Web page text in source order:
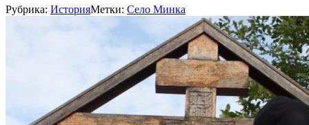
Рубрика: ИсторияМетки: Село Минка